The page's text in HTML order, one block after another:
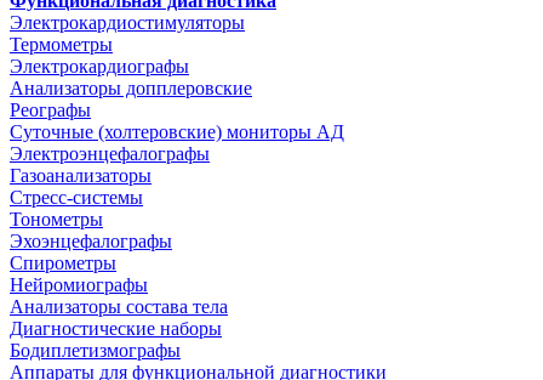
Электрокардиостимуляторы
Термометры
Электрокардиографы
Анализаторы допплеровские
Реографы
Суточные (холтеровские) мониторы АД
Электроэнцефалографы
Газоанализаторы
Стресс-системы
Тонометры
Эхоэнцефалографы
Спирометры
Нейромиографы
Анализаторы состава тела
Диагностические наборы
Бодиплетизмографы
Аппараты для функциональной диагностики